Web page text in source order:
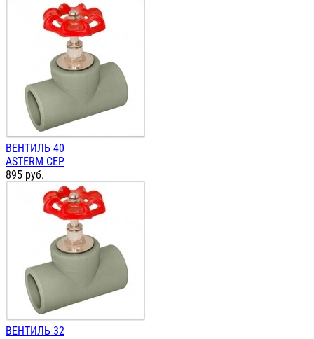
ВЕНТИЛЬ 40
ASTERM СЕР
895 руб.
ВЕНТИЛЬ 32